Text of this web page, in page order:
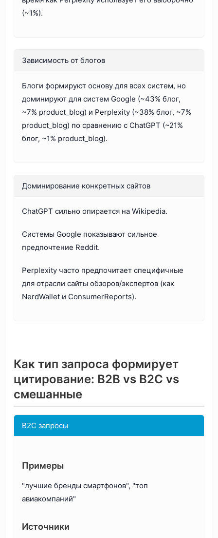
(~1%).
Зависимость от блогов
Блоги формируют основу для всех систем, но
доминируют для систем Google (~43% блог,
~7% product_blog) и Perplexity (~38% блог, ~7%
product_blog) по сравнению с ChatGPT (~21%
блог, ~1% product_blog).
Доминирование конкретных сайтов
ChatGPT сильно опирается на Wikipedia.
Системы Google показывают сильное
предпочтение Reddit.
Perplexity часто предпочитает специфичные
для отрасли сайты обзоров/экспертов (как
NerdWallet и ConsumerReports).
Как тип запроса формирует
цитирование: B2B vs B2C vs
смешанные
B2C запросы
Примеры
"лучшие бренды смартфонов", "топ
авиакомпаний"
Источники